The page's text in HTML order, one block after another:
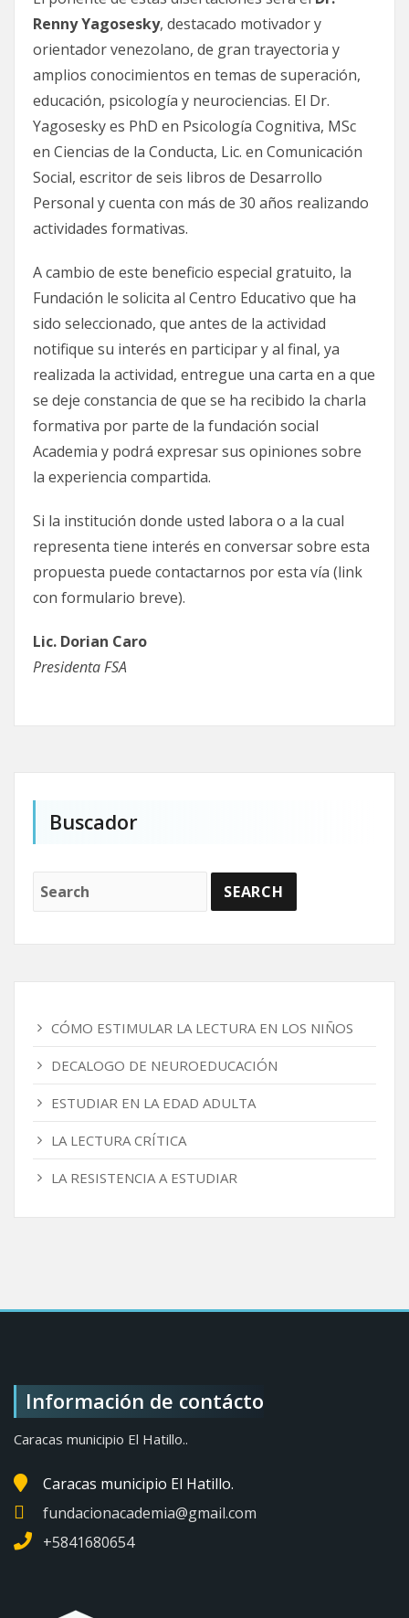
Renny Yagosesky, destacado motivador y
orientador venezolano, de gran trayectoria y
amplios conocimientos en temas de superación,
educación, psicología y neurociencias. El Dr.
Yagosesky es PhD en Psicología Cognitiva, MSc
en Ciencias de la Conducta, Lic. en Comunicación
Social, escritor de seis libros de Desarrollo
Personal y cuenta con más de 30 años realizando
actividades formativas.
A cambio de este beneficio especial gratuito, la
Fundación le solicita al Centro Educativo que ha
sido seleccionado, que antes de la actividad
notifique su interés en participar y al final, ya
realizada la actividad, entregue una carta en a que
se deje constancia de que se ha recibido la charla
formativa por parte de la fundación social
Academia y podrá expresar sus opiniones sobre
la experiencia compartida.
Si la institución donde usted labora o a la cual
representa tiene interés en conversar sobre esta
propuesta puede contactarnos por esta vía (link
con formulario breve).
Lic. Dorian Caro
Presidenta FSA
Buscador
CÓMO ESTIMULAR LA LECTURA EN LOS NIÑOS
DECALOGO DE NEUROEDUCACIÓN
ESTUDIAR EN LA EDAD ADULTA
LA LECTURA CRÍTICA
LA RESISTENCIA A ESTUDIAR
Información de contácto
Caracas municipio El Hatillo..
Caracas municipio El Hatillo.
fundacionacademia@gmail.com
+5841680654